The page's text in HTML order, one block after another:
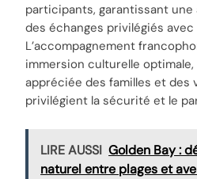
participants, garantissant
des échanges privilégiés avec
L’accompagnement
immersion culturelle
appréciée des familles et des
privilégient la sécurité et le
LIRE AUSSI Golden Bay :
naturel entre plages et